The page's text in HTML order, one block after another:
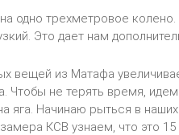
на одно трехметровое
Это дает нам
вещей из Матафа
Чтобы не терять время,
яга. Начинаю рыться в
КСВ узнаем, что это 15